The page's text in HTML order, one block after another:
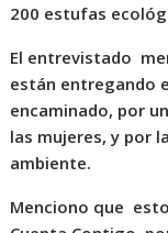
200 estufas
El entrevistado
están entregando
encaminado, por
las mujeres, y por
ambiente.
Menciono que